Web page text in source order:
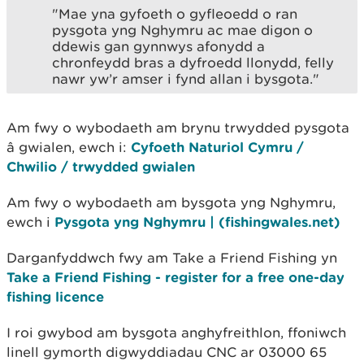
"Mae yna gyfoeth o gyfleoedd o ran
pysgota yng Nghymru ac mae digon o
ddewis gan gynnwys afonydd a
chronfeydd bras a dyfroedd llonydd, felly
nawr yw’r amser i fynd allan i bysgota."
Am fwy o wybodaeth am brynu trwydded pysgota
â gwialen, ewch i: Cyfoeth Naturiol Cymru /
Chwilio / trwydded gwialen
Am fwy o wybodaeth am bysgota yng Nghymru,
ewch i Pysgota yng Nghymru | (fishingwales.net)
Darganfyddwch fwy am Take a Friend Fishing yn
Take a Friend Fishing - register for a free one-day
fishing licence
I roi gwybod am bysgota anghyfreithlon, ffoniwch
linell gymorth digwyddiadau CNC ar 03000 65